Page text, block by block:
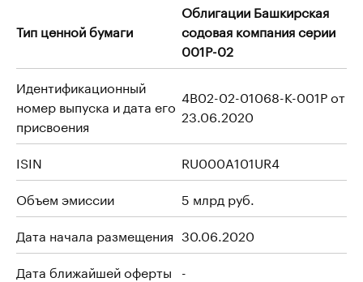
Тип ценной бумаги
Облигации Башкирская
содовая компания серии
001P-02
Идентификационный
номер выпуска и дата его
присвоения
4B02-02-01068-K-001P от
23.06.2020
ISIN
RU000A101UR4
Объем эмиссии
5 млрд руб.
Дата начала размещения 30.06.2020
Дата ближайшей оферты -